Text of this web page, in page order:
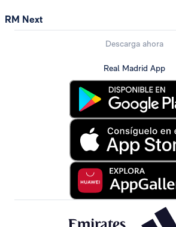
RM Next
Descarga ahora
Real Madrid App